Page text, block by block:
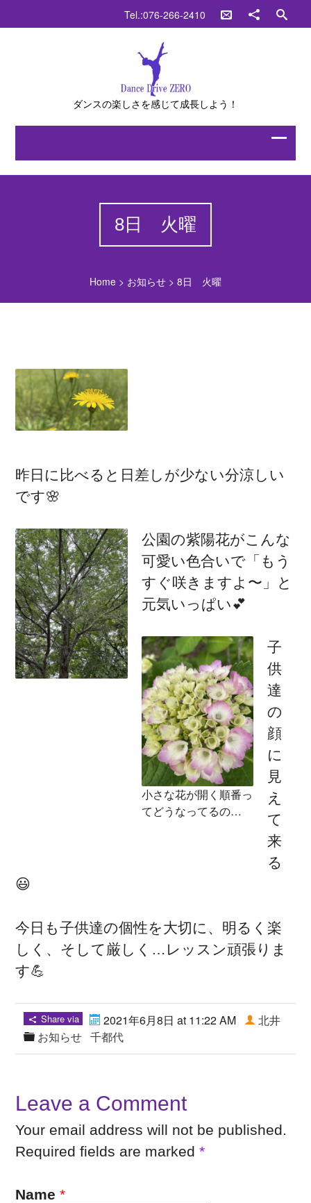
Tel.:076-266-2410
ダンスの楽しさを感じて成長しよう！
8日 火曜
Home> お知らせ> 8日 火曜
昨日に比べると日差しが少ない分涼しい
です🌸
公園の紫陽花がこんな
可愛い色合いで「もう
すぐ咲きますよ〜」と
元気いっぱい💕
小さな花が開く順番っ
てどうなってるの…
子
供
達
の
顔
に
見
え
て
来
る
😃
今日も子供達の個性を大切に、明るく楽
しく、そして厳しく…レッスン頑張りま
す💪
Share via
2021年6月8日 at 11:22 AM
お知らせ
北井
千都代
Leave a Comment
Your email address will not be published.
Required fields are marked*
Name *